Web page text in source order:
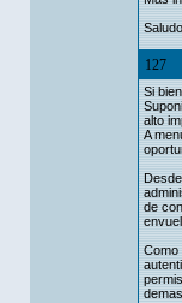
127
Si
alto
A
de
Como